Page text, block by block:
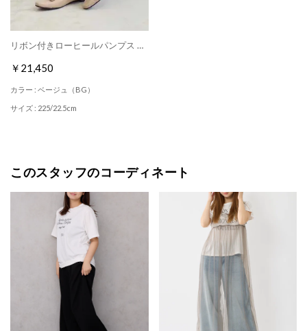
リボン付きローヒールパンプス （ベージュ）
￥21,450
カラー : ベージュ（BG）
サイズ : 225/22.5cm
このスタッフのコーディネート